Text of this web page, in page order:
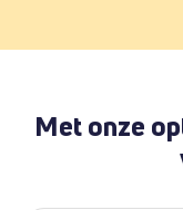
Met onze